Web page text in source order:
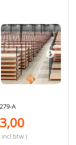
A
incl btw )